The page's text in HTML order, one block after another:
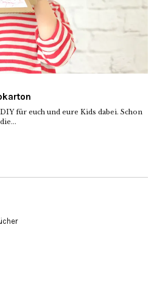
für euch und eure Kids dabei. Schon